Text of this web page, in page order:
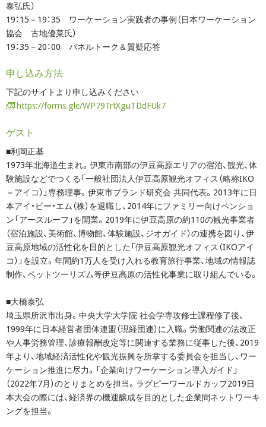
泰弘氏）
19：15－19：35 ワーケーション実践者の事例（日本ワーケーション
協会 古地優菜氏）
19：35－20：00 パネルトーク＆質疑応答
申し込み方法
下記のサイトより申し込みください
https://forms.gle/WP79TrtXguTDdFUk7
ゲスト
■利岡正基
1973年北海道生まれ。伊東市南部の伊豆高原エリアの宿泊、観光、体
験施設などでつくる「一般社団法人伊豆高原観光オフィス（略称IKO
＝アイコ）」専務理事。伊東市ブランド研究会 共同代表。2013年に日
本アイ・ビー・エム（株）を退職し、2014年にファミリー向けペンショ
ン「アースルーフ」を開業。2019年に伊豆高原の約110の観光事業者
（宿泊施設、美術館、博物館、体験施設、ジオガイド）の連携を図り、伊
豆高原地域の活性化を目的とした「伊豆高原観光オフィス（IKOアイ
コ）」を設立。年間約1万人を受け入れる教育旅行事業、地域の情報誌
制作、ペットツーリズム等伊豆高原の活性化事業に取り組んでいる。
■大橋泰弘
埼玉県所沢市出身。中央大学大学院 社会学専攻修士課程修了後、
1999年に日本経営者団体連盟（現経団連）に入職。労働関連の法改正
や人事労務管理、診療報酬改定等に関連する業務に従事した後、2019
年より、地域経済活性化や観光振興を所掌する委員会を担当し、ワー
ケーション推進に尽力。「企業向けワーケーション導入ガイド」
（2022年7月）のとりまとめを担当。ラグビーワールドカップ2019日
本大会の際には、経済界の機運醸成を目的とした企業間ネットワーキ
ングを担当。